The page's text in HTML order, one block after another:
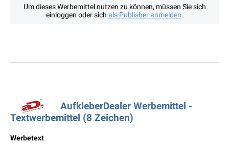
Um dieses Werbemittel nutzen zu können, müssen Sie sich
einloggen oder sich als Publisher anmelden.
AufkleberDealer Werbemittel -
Textwerbemittel (8 Zeichen)
Werbetext